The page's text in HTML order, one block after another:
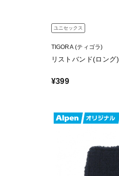
ユニセックス
TIGORA (ティゴラ)
リストバンド(ロング)
¥399